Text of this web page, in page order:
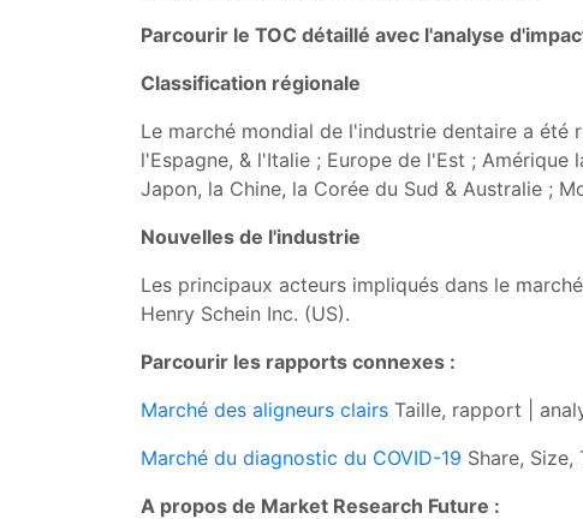
Parcourir le TOC détaillé avec l'analyse
Classification régionale
Le marché mondial de l'industrie dentaire a été
l'Espagne, & l'Italie ; Europe de l'Est ;
Japon, la Chine, la Corée du Sud & Australie ;
Nouvelles de l'industrie
Les principaux acteurs impliqués dans le
Henry Schein Inc. (US).
Parcourir les rapports connexes :
Marché des aligneurs clairs Taille, rapport |
Marché du diagnostic du COVID-19 Share,
A propos de Market Research Future :